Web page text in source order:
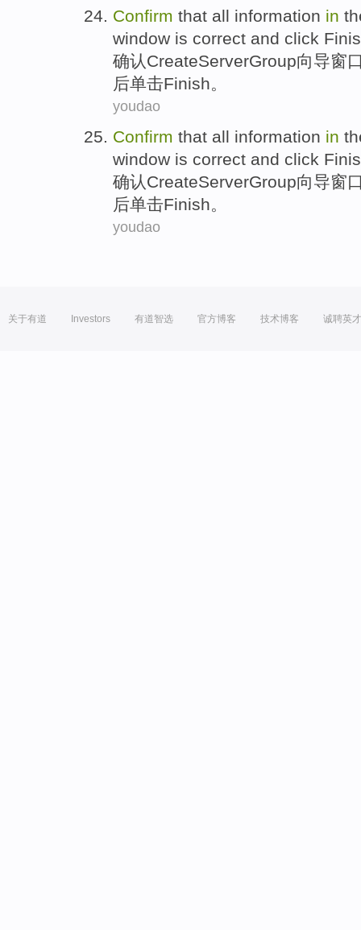
Confirm that all information in
window is correct and click
确认CreateServerGroup向导窗
后单击Finish。
youdao
Confirm that all information in
window is correct and click
确认CreateServerGroup向导窗
后单击Finish。
youdao
关于有道 Investors 有道智选 官方博客 技术博客 诚聘英才